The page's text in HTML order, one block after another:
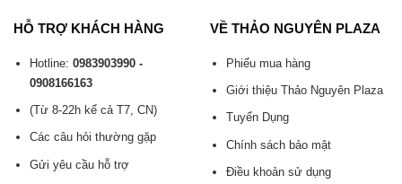
HỖ TRỢ KHÁCH HÀNG
Hotline: 0983903990 -
0908166163
(Từ 8-22h kể cả T7, CN)
Các câu hỏi thường gặp
Gửi yêu cầu hỗ trợ
VỀ THẢO NGUYÊN PLAZA
Phiếu mua hàng
Giới thiệu Thảo Nguyên Plaza
Tuyển Dụng
Chính sách bảo mật
Điều khoản sử dụng